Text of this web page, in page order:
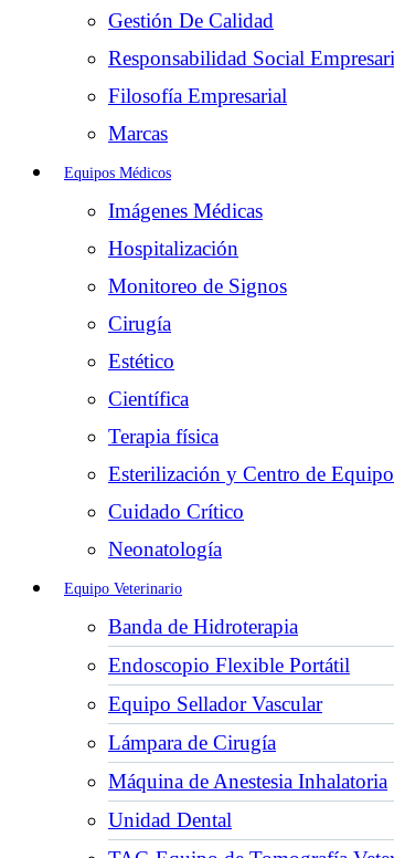
Gestión De Calidad
Responsabilidad Social
Filosofía Empresarial
Marcas
Equipos Médicos
Imágenes Médicas
Hospitalización
Monitoreo de Signos
Cirugía
Estético
Científica
Terapia física
Esterilización y Centro de
Cuidado Crítico
Neonatología
Equipo Veterinario
Banda de Hidroterapia
Endoscopio Flexible Portátil
Equipo Sellador Vascular
Lámpara de Cirugía
Máquina de Anestesia Inhalatoria
Unidad Dental